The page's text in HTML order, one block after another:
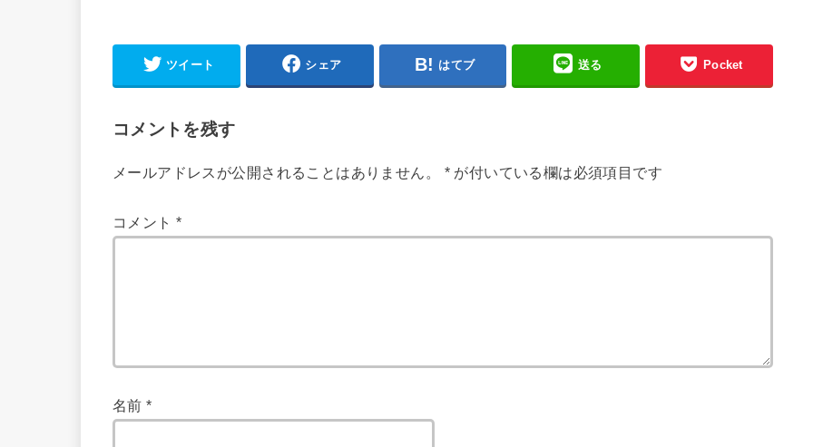
ツイート シェア はてブ 送る Pocket
コメントを残す
メールアドレスが公開されることはありません。 *が付いている欄は必須項目です
コメント*
名前*